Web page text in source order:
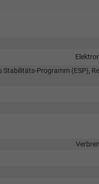
Stabilitäts-Programm (ESP),